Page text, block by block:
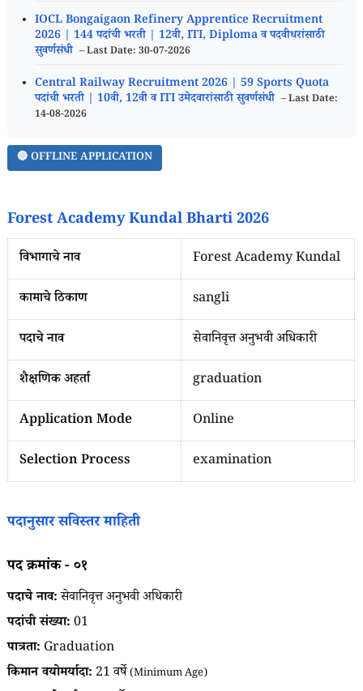
IOCL Bongaigaon Refinery Apprentice Recruitment
2026 | 144 पदांची भरती | 12वी, ITI, Diploma व पदवीधरांसाठी
सुवर्णसंधी – Last Date: 30-07-2026
Central Railway Recruitment 2026 | 59 Sports Quota
पदांची भरती | 10वी, 12वी व ITI उमेदवारांसाठी सुवर्णसंधी – Last Date:
14-08-2026
🔵 OFFLINE APPLICATION
Forest Academy Kundal Bharti 2026
विभागाचे नाव
Forest Academy Kundal
कामाचे ठिकाण
sangli
पदाचे नाव
सेवानिवृत्त अनुभवी अधिकारी
शैक्षणिक अहर्ता
graduation
Application Mode
Online
Selection Process
examination
पदानुसार सविस्तर माहिती
पद क्रमांक - ०१
पदाचे नाव:सेवानिवृत्त अनुभवी अधिकारी
पदांची संख्या: 01
पात्रता: Graduation
किमान वयोमर्यादा: 21 वर्षे(Minimum Age)